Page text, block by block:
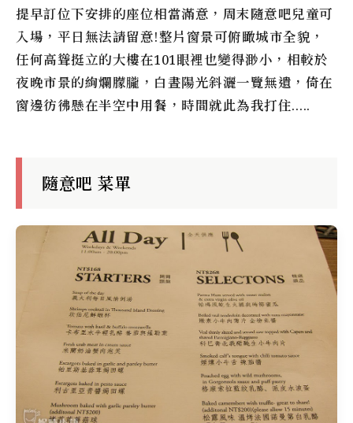
提早訂位下安排的座位相當滿意，周末隨意吧兒童可
入場，平日無法請留意!整片窗景可俯瞰城市全貌，
任何高聳挺立的大樓在101眼裡也變得渺小，相較於
夜晚市景的絢爛朦朧，白晝陽光斜灑一覽無遺，倚在
窗邊彷彿懸在半空中用餐，時間就此為我打住…..
隨意吧 菜單